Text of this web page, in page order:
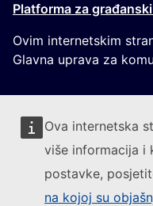
Ova internetska
više informacija i
postavke,
na kojoj su
Platforma za
Ovim internetskim
Glavna uprava za
Pratite Europsku